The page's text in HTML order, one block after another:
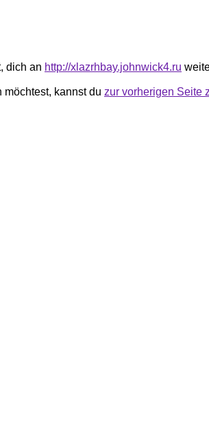
dich an http://xlazrhbay.johnwick4.ru
kannst du zur vorherigen Seite